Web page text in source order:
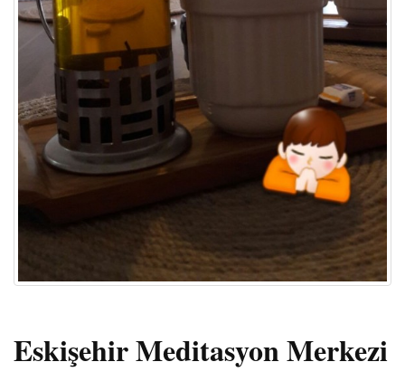
Eskişehir Meditasyon Merkezi